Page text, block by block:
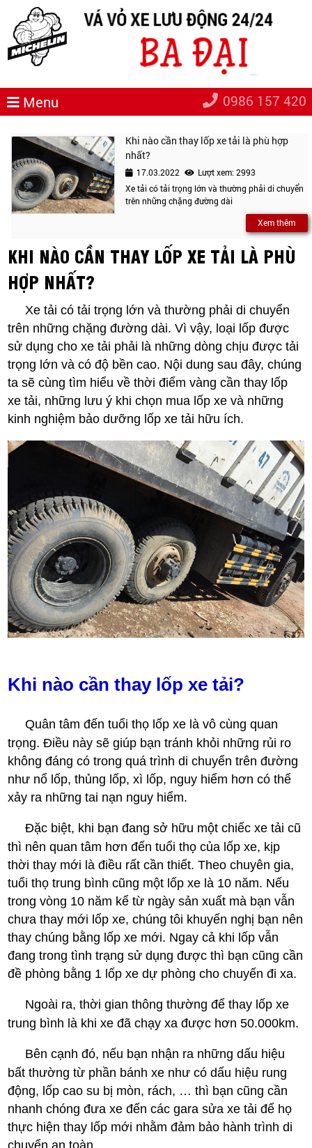
Menu 0986 157 420
Khi nào cần thay lốp xe tải là phù hợp
nhất?
17.03.2022
Lượt xem: 2993
Xe tải có tải trọng lớn và thường phải di chuyển
trên những chặng đường dài
Xem thêm
KHI NÀO CẦN THAY LỐP XE TẢI LÀ PHÙ
HỢP NHẤT?
Xe tải có tải trọng lớn và thường phải di chuyển
trên những chặng đường dài. Vì vậy, loại lốp được
sử dụng cho xe tải phải là những dòng chịu được tải
trọng lớn và có độ bền cao. Nội dung sau đây, chúng
ta sẽ cùng tìm hiểu về thời điểm vàng cần thay lốp
xe tải, những lưu ý khi chọn mua lốp xe và những
kinh nghiệm bảo dưỡng lốp xe tải hữu ích.
Khi nào cần thay lốp xe tải?
Quân tâm đến tuổi thọ lốp xe là vô cùng quan
trọng. Điều này sẽ giúp bạn tránh khỏi những rủi ro
không đáng có trong quá trình di chuyển trên đường
như nổ lốp, thủng lốp, xì lốp, nguy hiểm hơn có thể
xảy ra những tai nạn nguy hiểm.
Đặc biệt, khi bạn đang sở hữu một chiếc xe tải cũ
thì nên quan tâm hơn đến tuổi thọ của lốp xe, kịp
thời thay mới là điều rất cần thiết. Theo chuyên gia,
tuổi thọ trung bình cũng một lốp xe là 10 năm. Nếu
trong vòng 10 năm kể từ ngày sản xuất mà bạn vẫn
chưa thay mới lốp xe, chúng tôi khuyến nghị bạn nên
thay chúng bằng lốp xe mới. Ngay cả khi lốp vẫn
đang trong tình trạng sử dụng được thì bạn cũng cần
đề phòng bằng 1 lốp xe dự phòng cho chuyến đi xa.
Ngoài ra, thời gian thông thường để thay lốp xe
trung bình là khi xe đã chạy xa được hơn 50.000km.
Bên cạnh đó, nếu bạn nhận ra những dấu hiệu
bất thường từ phần bánh xe như có dấu hiệu rung
động, lốp cao su bị mòn, rách, … thì bạn cũng cần
nhanh chóng đưa xe đến các gara sửa xe tải để họ
thực hiện thay lốp mới nhằm đảm bảo hành trình di